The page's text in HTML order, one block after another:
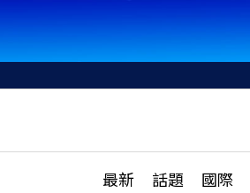
最新 話題 國際
活動
話題